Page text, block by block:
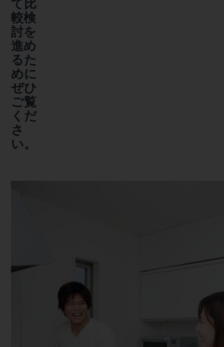
て比
較検
討を
進め
るた
めに
ぜひ
ご覧
くだ
さ
い。